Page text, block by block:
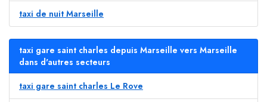
taxi de nuit Marseille
taxi gare saint charles depuis Marseille vers Marseille
dans d'autres secteurs
taxi gare saint charles Le Rove